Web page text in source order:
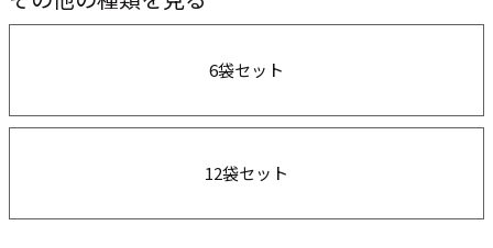
6袋セット
12袋セット